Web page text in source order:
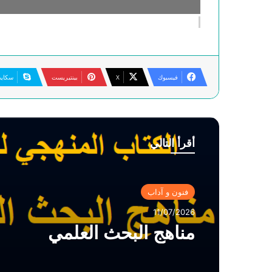
فيسبوك ‫X بينتيريست
أقرأ التالي
فنون و آداب
11/07/2026
مناهج البحث العلمي